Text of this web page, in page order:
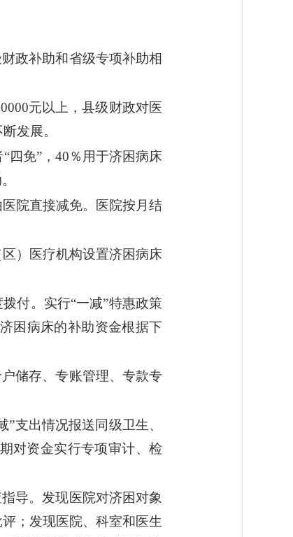
政补助和省级专项补助相
元以上，县级财政对医
发展。
免”，40％用于济困病床
院直接减免。医院按月结
）医疗机构设置济困病床
付。实行“一减”特惠政策
困病床的补助资金根据下
储存、专账管理、专款专
出情况报送同级卫生、
对资金实行专项审计、检
导。发现医院对济困对象
；发现医院、科室和医生